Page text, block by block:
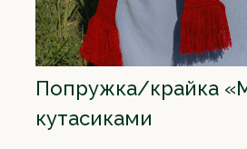
Попружка/крайка
кутасиками